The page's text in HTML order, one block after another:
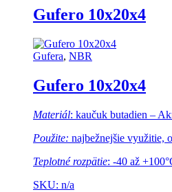
Gufero 10x20x4
Gufera, NBR
Gufero 10x20x4
Materiál: kaučuk butadien –
Použite: najbežnejšie využitie,
Teplotné rozpätie: -40 až
SKU: n/a